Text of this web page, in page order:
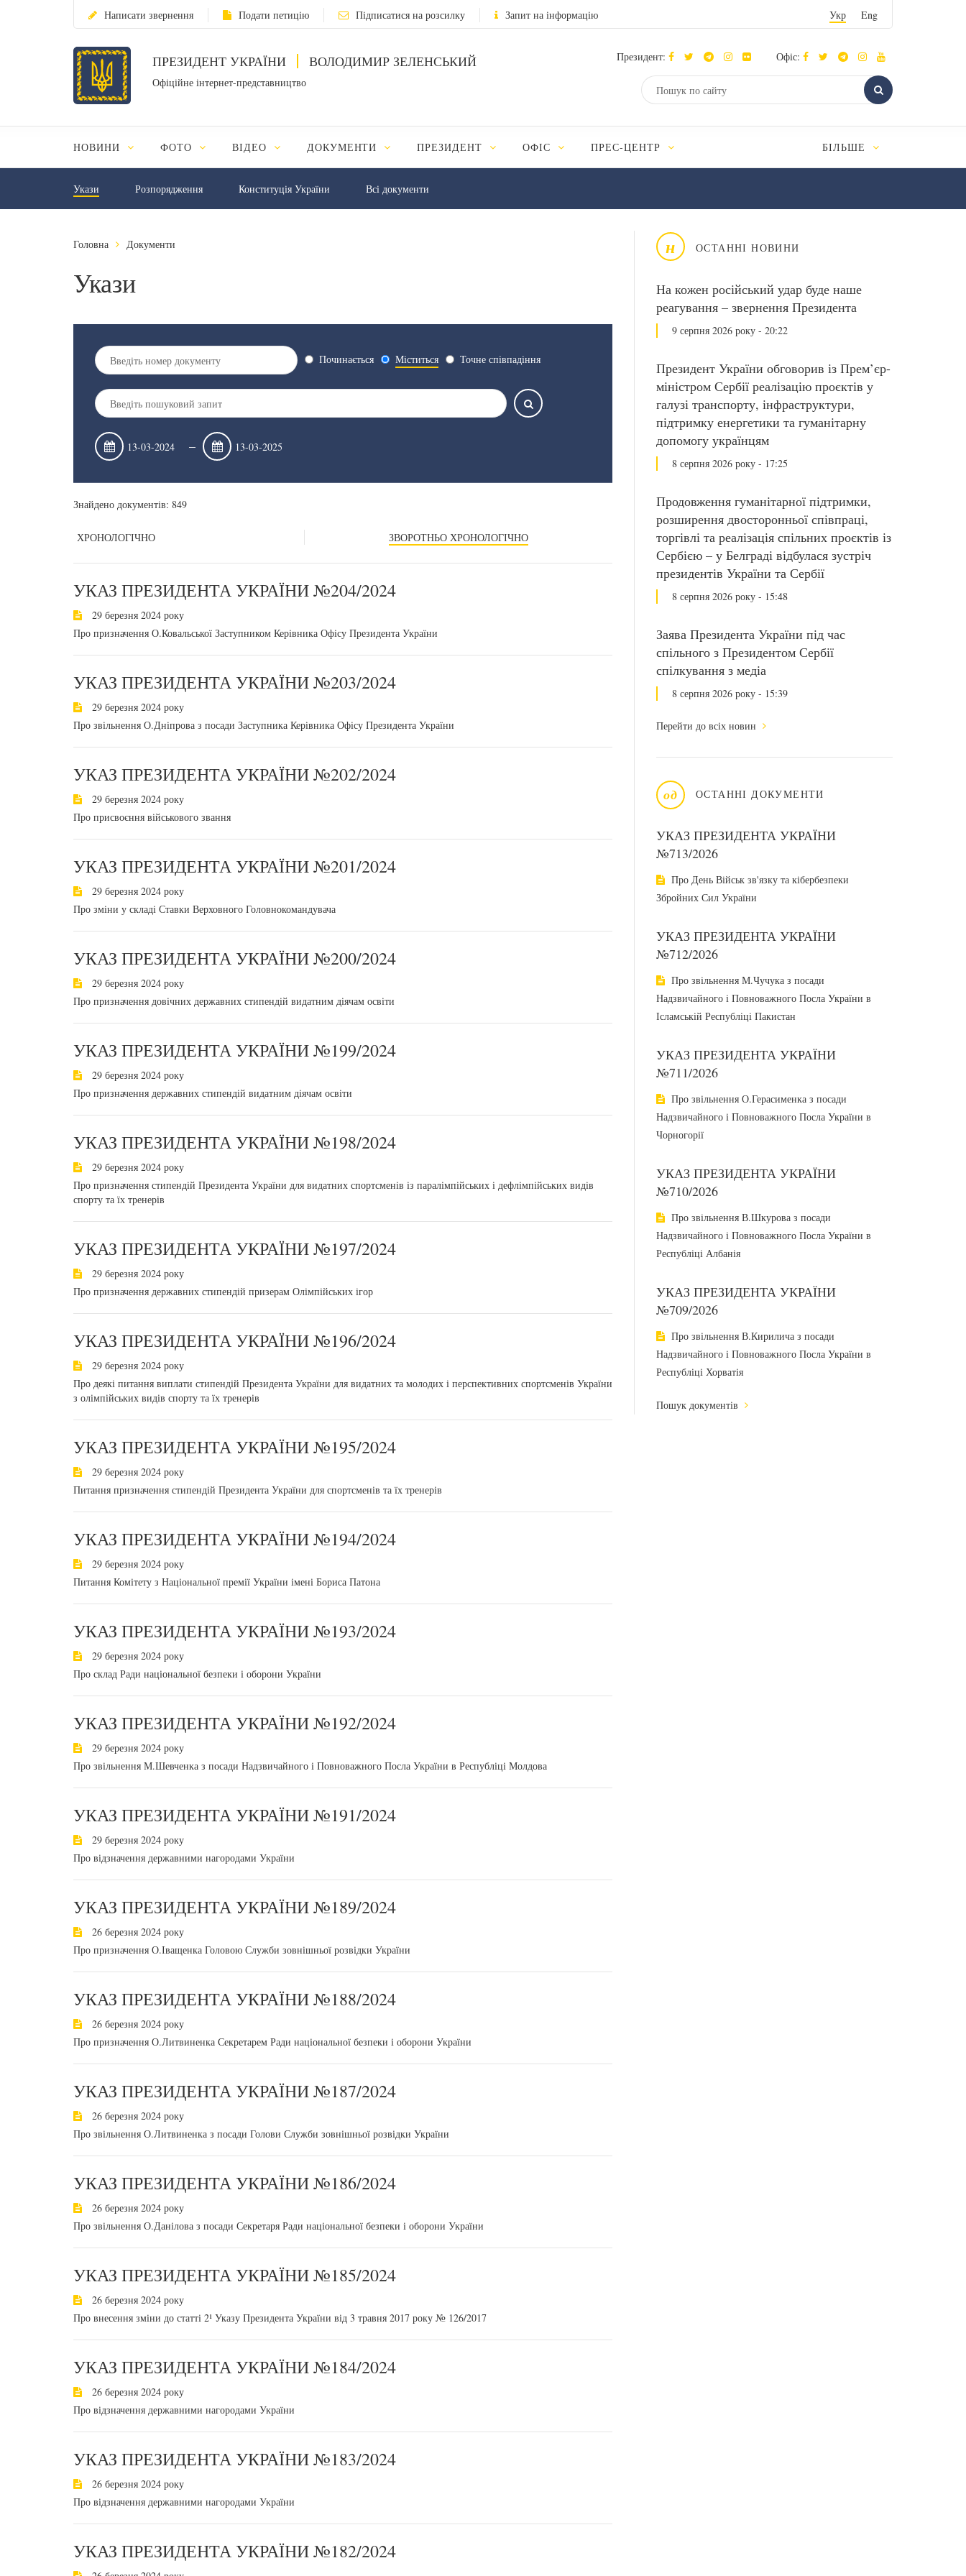
Написати звернення Подати петицію Підписатися на розсилку Запит на інформацію Укр Eng
ПРЕЗИДЕНТ УКРАЇНИ ВОЛОДИМИР ЗЕЛЕНСЬКИЙ
Офіційне інтернет-представництво
Президент: Офіс:
НОВИНИ ФОТО ВІДЕО ДОКУМЕНТИ ПРЕЗИДЕНТ ОФІС ПРЕС-ЦЕНТР БІЛЬШЕ
Укази Розпорядження Конституція України Всі документи
н ОСТАННІ НОВИНИ
На кожен російський удар буде наше
реагування – звернення Президента
9 серпня 2026 року - 20:22
Президент України обговорив із Прем’єр-
міністром Сербії реалізацію проєктів у
галузі транспорту, інфраструктури,
підтримку енергетики та гуманітарну
допомогу українцям
8 серпня 2026 року - 17:25
Продовження гуманітарної підтримки,
розширення двосторонньої співпраці,
торгівлі та реалізація спільних проєктів із
Сербією – у Белграді відбулася зустріч
президентів України та Сербії
8 серпня 2026 року - 15:48
Заява Президента України під час
спільного з Президентом Сербії
спілкування з медіа
8 серпня 2026 року - 15:39
Перейти до всіх новин
од ОСТАННІ ДОКУМЕНТИ
УКАЗ ПРЕЗИДЕНТА УКРАЇНИ
№713/2026
Про День Військ зв'язку та кібербезпеки
Збройних Сил України
УКАЗ ПРЕЗИДЕНТА УКРАЇНИ
№712/2026
Про звільнення М.Чучука з посади
Надзвичайного і Повноважного Посла України в
Ісламській Республіці Пакистан
УКАЗ ПРЕЗИДЕНТА УКРАЇНИ
№711/2026
Про звільнення О.Герасименка з посади
Надзвичайного і Повноважного Посла України в
Чорногорії
УКАЗ ПРЕЗИДЕНТА УКРАЇНИ
№710/2026
Про звільнення В.Шкурова з посади
Надзвичайного і Повноважного Посла України в
Республіці Албанія
УКАЗ ПРЕЗИДЕНТА УКРАЇНИ
№709/2026
Про звільнення В.Кирилича з посади
Надзвичайного і Повноважного Посла України в
Республіці Хорватія
Пошук документів
Головна Документи
Укази
Починається Міститься Точне співпадіння
–
Знайдено документів: 849
ХРОНОЛОГІЧНО ЗВОРОТНЬО ХРОНОЛОГІЧНО
УКАЗ ПРЕЗИДЕНТА УКРАЇНИ №204/2024
29 березня 2024 року
Про призначення О.Ковальської Заступником Керівника Офісу Президента України
УКАЗ ПРЕЗИДЕНТА УКРАЇНИ №203/2024
29 березня 2024 року
Про звільнення О.Дніпрова з посади Заступника Керівника Офісу Президента України
УКАЗ ПРЕЗИДЕНТА УКРАЇНИ №202/2024
29 березня 2024 року
Про присвоєння військового звання
УКАЗ ПРЕЗИДЕНТА УКРАЇНИ №201/2024
29 березня 2024 року
Про зміни у складі Ставки Верховного Головнокомандувача
УКАЗ ПРЕЗИДЕНТА УКРАЇНИ №200/2024
29 березня 2024 року
Про призначення довічних державних стипендій видатним діячам освіти
УКАЗ ПРЕЗИДЕНТА УКРАЇНИ №199/2024
29 березня 2024 року
Про призначення державних стипендій видатним діячам освіти
УКАЗ ПРЕЗИДЕНТА УКРАЇНИ №198/2024
29 березня 2024 року
Про призначення стипендій Президента України для видатних спортсменів із паралімпійських і дефлімпійських видів
спорту та їх тренерів
УКАЗ ПРЕЗИДЕНТА УКРАЇНИ №197/2024
29 березня 2024 року
Про призначення державних стипендій призерам Олімпійських ігор
УКАЗ ПРЕЗИДЕНТА УКРАЇНИ №196/2024
29 березня 2024 року
Про деякі питання виплати стипендій Президента України для видатних та молодих і перспективних спортсменів України
з олімпійських видів спорту та їх тренерів
УКАЗ ПРЕЗИДЕНТА УКРАЇНИ №195/2024
29 березня 2024 року
Питання призначення стипендій Президента України для спортсменів та їх тренерів
УКАЗ ПРЕЗИДЕНТА УКРАЇНИ №194/2024
29 березня 2024 року
Питання Комітету з Національної премії України імені Бориса Патона
УКАЗ ПРЕЗИДЕНТА УКРАЇНИ №193/2024
29 березня 2024 року
Про склад Ради національної безпеки і оборони України
УКАЗ ПРЕЗИДЕНТА УКРАЇНИ №192/2024
29 березня 2024 року
Про звільнення М.Шевченка з посади Надзвичайного і Повноважного Посла України в Республіці Молдова
УКАЗ ПРЕЗИДЕНТА УКРАЇНИ №191/2024
29 березня 2024 року
Про відзначення державними нагородами України
УКАЗ ПРЕЗИДЕНТА УКРАЇНИ №189/2024
26 березня 2024 року
Про призначення О.Іващенка Головою Служби зовнішньої розвідки України
УКАЗ ПРЕЗИДЕНТА УКРАЇНИ №188/2024
26 березня 2024 року
Про призначення О.Литвиненка Секретарем Ради національної безпеки і оборони України
УКАЗ ПРЕЗИДЕНТА УКРАЇНИ №187/2024
26 березня 2024 року
Про звільнення О.Литвиненка з посади Голови Служби зовнішньої розвідки України
УКАЗ ПРЕЗИДЕНТА УКРАЇНИ №186/2024
26 березня 2024 року
Про звільнення О.Данілова з посади Секретаря Ради національної безпеки і оборони України
УКАЗ ПРЕЗИДЕНТА УКРАЇНИ №185/2024
26 березня 2024 року
Про внесення зміни до статті 2¹ Указу Президента України від 3 травня 2017 року № 126/2017
УКАЗ ПРЕЗИДЕНТА УКРАЇНИ №184/2024
26 березня 2024 року
Про відзначення державними нагородами України
УКАЗ ПРЕЗИДЕНТА УКРАЇНИ №183/2024
26 березня 2024 року
Про відзначення державними нагородами України
УКАЗ ПРЕЗИДЕНТА УКРАЇНИ №182/2024